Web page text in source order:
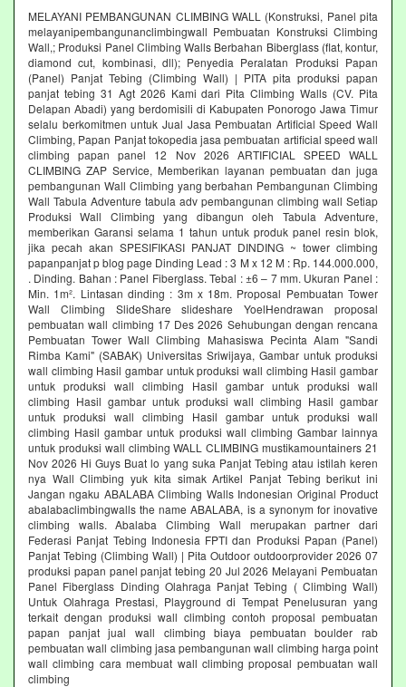
MELAYANI PEMBANGUNAN CLIMBING WALL (Konstruksi, Panel pita
melayanipembangunanclimbingwall Pembuatan Konstruksi Climbing
Wall,; Produksi Panel Climbing Walls Berbahan Biberglass (flat, kontur,
diamond cut, kombinasi, dll); Penyedia Peralatan Produksi Papan
(Panel) Panjat Tebing (Climbing Wall) | PITA pita produksi papan
panjat tebing 31 Agt 2026 Kami dari Pita Climbing Walls (CV. Pita
Delapan Abadi) yang berdomisili di Kabupaten Ponorogo Jawa Timur
selalu berkomitmen untuk Jual Jasa Pembuatan Artificial Speed Wall
Climbing, Papan Panjat tokopedia jasa pembuatan artificial speed wall
climbing papan panel 12 Nov 2026 ARTIFICIAL SPEED WALL
CLIMBING ZAP Service, Memberikan layanan pembuatan dan juga
pembangunan Wall Climbing yang berbahan Pembangunan Climbing
Wall Tabula Adventure tabula adv pembangunan climbing wall Setiap
Produksi Wall Climbing yang dibangun oleh Tabula Adventure,
memberikan Garansi selama 1 tahun untuk produk panel resin blok,
jika pecah akan SPESIFIKASI PANJAT DINDING ~ tower climbing
papanpanjat p blog page Dinding Lead : 3 M x 12 M : Rp. 144.000.000,
. Dinding. Bahan : Panel Fiberglass. Tebal : ±6 – 7 mm. Ukuran Panel :
Min. 1m². Lintasan dinding : 3m x 18m. Proposal Pembuatan Tower
Wall Climbing SlideShare slideshare YoelHendrawan proposal
pembuatan wall climbing 17 Des 2026 Sehubungan dengan rencana
Pembuatan Tower Wall Climbing Mahasiswa Pecinta Alam "Sandi
Rimba Kami" (SABAK) Universitas Sriwijaya, Gambar untuk produksi
wall climbing Hasil gambar untuk produksi wall climbing Hasil gambar
untuk produksi wall climbing Hasil gambar untuk produksi wall
climbing Hasil gambar untuk produksi wall climbing Hasil gambar
untuk produksi wall climbing Hasil gambar untuk produksi wall
climbing Hasil gambar untuk produksi wall climbing Gambar lainnya
untuk produksi wall climbing WALL CLIMBING mustikamountainers 21
Nov 2026 Hi Guys Buat lo yang suka Panjat Tebing atau istilah keren
nya Wall Climbing yuk kita simak Artikel Panjat Tebing berikut ini
Jangan ngaku ABALABA Climbing Walls Indonesian Original Product
abalabaclimbingwalls the name ABALABA, is a synonym for inovative
climbing walls. Abalaba Climbing Wall merupakan partner dari
Federasi Panjat Tebing Indonesia FPTI dan Produksi Papan (Panel)
Panjat Tebing (Climbing Wall) | Pita Outdoor outdoorprovider 2026 07
produksi papan panel panjat tebing 20 Jul 2026 Melayani Pembuatan
Panel Fiberglass Dinding Olahraga Panjat Tebing ( Climbing Wall)
Untuk Olahraga Prestasi, Playground di Tempat Penelusuran yang
terkait dengan produksi wall climbing contoh proposal pembuatan
papan panjat jual wall climbing biaya pembuatan boulder rab
pembuatan wall climbing jasa pembangunan wall climbing harga point
wall climbing cara membuat wall climbing proposal pembuatan wall
climbing